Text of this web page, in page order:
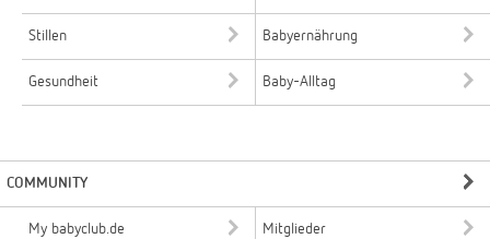
Stillen Babyernährung
Gesundheit Baby-Alltag
COMMUNITY
My babyclub.de Mitglieder